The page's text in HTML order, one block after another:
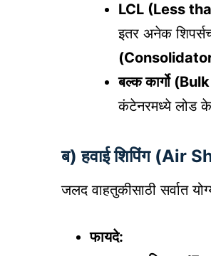
LCL (Less
इतर अनेक
बल्क कार्गो
कंटेनरमध्ये लोड
ब) हवाई शिपिंग (Air
जलद वाहतुकीसाठी सर्वात
फायदे: